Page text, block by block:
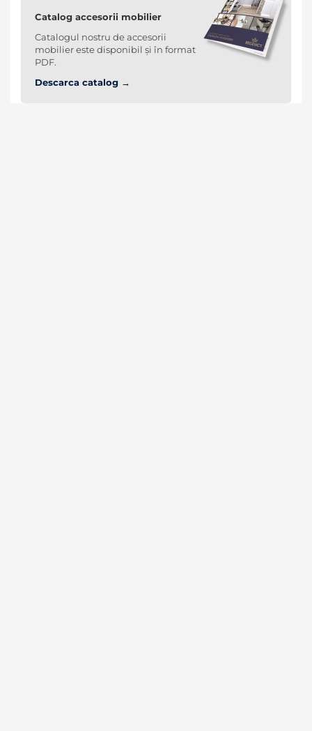
Catalog accesorii mobilier
Catalogul nostru de accesorii
mobilier este disponibil și în format
PDF.
Descarca catalog →